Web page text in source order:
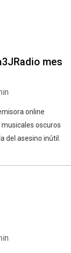
mes
online
oscuros
del asesino inútil.